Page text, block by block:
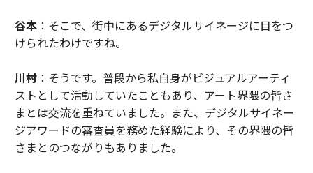
谷本：そこで、街中にあるデジタルサイネージに目をつ
けられたわけですね。
川村：そうです。普段から私自身がビジュアルアーティ
ストとして活動していたこともあり、アート界隈の皆さ
まとは交流を重ねていました。また、デジタルサイネー
ジアワードの審査員を務めた経験により、その界隈の皆
さまとのつながりもありました。